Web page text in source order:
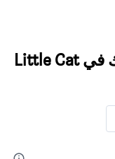
اعثر على نتائج أفضل لإقامتك في Little Cat